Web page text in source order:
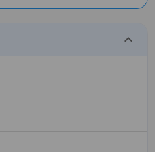
keyboard_arrow_down